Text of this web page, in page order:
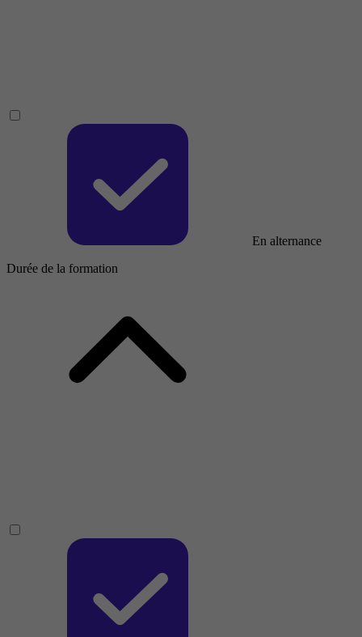
En alternance
Durée de la formation